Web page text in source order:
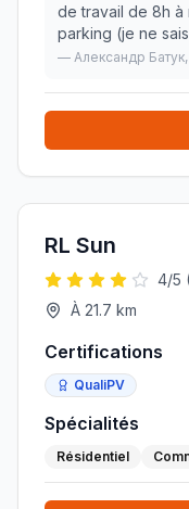
de travail de 8h à
parking (je ne
Bonne
— Александр Батук
RL Sun
4/5
À 21.7 km
Certifications
QualiPV
Spécialités
Résidentiel